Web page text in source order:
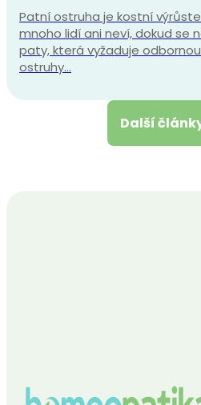
Patní ostruha je kostní
mnoho lidí ani neví, dokud se
paty, která vyžaduje
ostruhy…
Další